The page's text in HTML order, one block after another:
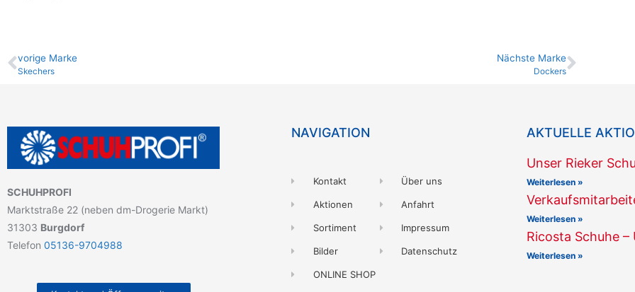
vo­ri­ge Marke
Skechers
Nächste Marke
Dockers
SCHUHPROFI
Marktstraße 22 (neben dm-Drogerie Markt)
31303 Burgdorf
Telefon 05136-9704988
NAVIGATION
Kontakt
Aktionen
Sortiment
Bilder
ONLINE SHOP
Über uns
Anfahrt
Impressum
Datenschutz
AKTUELLE
Unser Rieker
Weiterlesen »
Weiterlesen »
Ricosta Schuhe
Weiterlesen »